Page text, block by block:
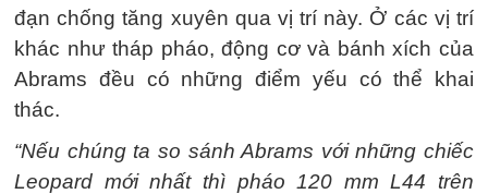
đạn chống tăng xuyên qua vị trí này. Ở các vị trí
khác như tháp pháo, động cơ và bánh xích của
Abrams đều có những điểm yếu có thể khai
thác.
“Nếu chúng ta so sánh Abrams với những chiếc
Leopard mới nhất thì pháo 120 mm L44 trên